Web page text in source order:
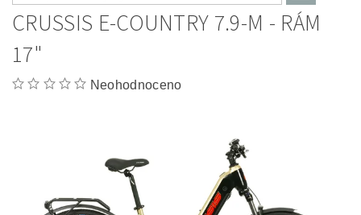
CRUSSIS E-COUNTRY 7.9-M - RÁM
17"
Neohodnoceno